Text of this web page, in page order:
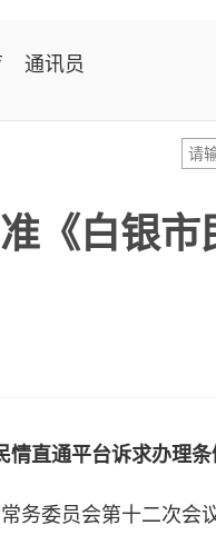
通讯员
《白银
情直通平台诉求办理
务委员会第十二次会